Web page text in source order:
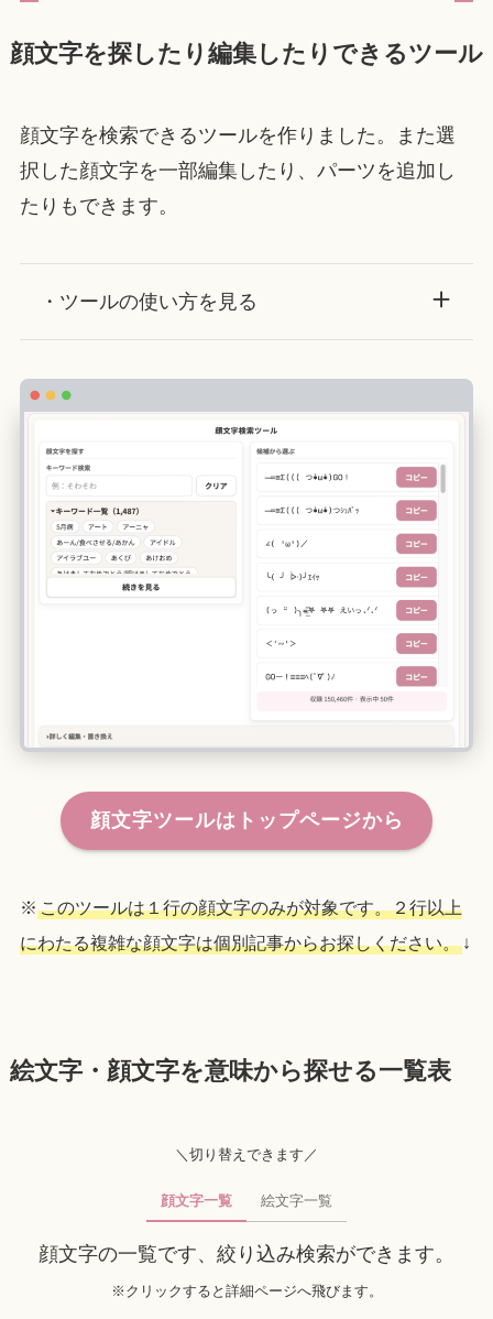
顔文字を探したり編集したりできるツール
顔文字を検索できるツールを作りました。また選
択した顔文字を一部編集したり、パーツを追加し
たりもできます。
・ツールの使い方を見る
顔文字ツールはトップページから
※ このツールは１行の顔文字のみが対象です。２行以上
にわたる複雑な顔文字は個別記事からお探しください。↓
絵文字・顔文字を意味から探せる一覧表
＼切り替えできます／
顔文字一覧 絵文字一覧
顔文字の一覧です、絞り込み検索ができます。
※クリックすると詳細ページへ飛びます。